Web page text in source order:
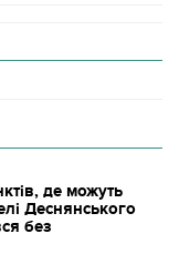
де можуть
Деснянського
без